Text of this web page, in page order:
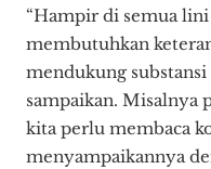
“Hampir di semua
membutuhkan
mendukung
sampaikan. Misalnya
kita perlu membaca
menyampaikannya